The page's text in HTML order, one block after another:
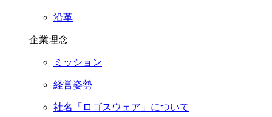
沿革
企業理念
ミッション
経営姿勢
社名「ロゴスウェア」について